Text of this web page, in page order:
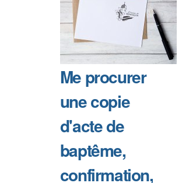
Me procurer
une copie
d'acte de
baptême,
confirmation,